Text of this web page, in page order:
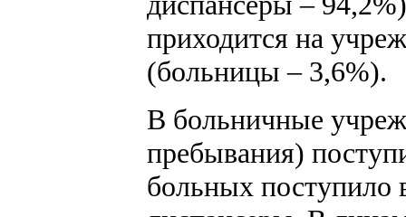
приходится на
(больницы – 3,6%).
В больничные
пребывания)
больных поступило